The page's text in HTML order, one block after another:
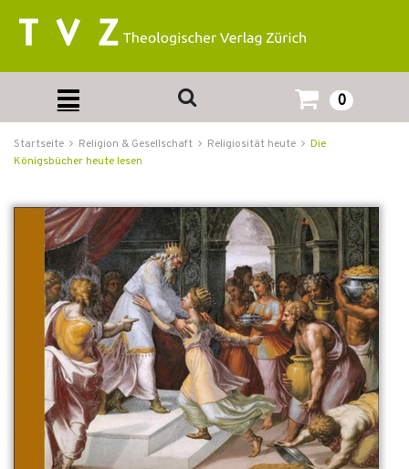
0
Startseite Religion & Gesellschaft Religiosität heute
Die
Königsbücher heute lesen